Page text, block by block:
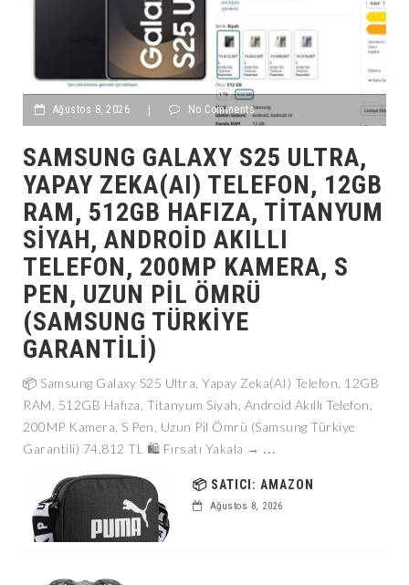
Ağustos 8, 2026 No Comments
SAMSUNG GALAXY S25 ULTRA,
YAPAY ZEKA(AI) TELEFON, 12GB
RAM, 512GB HAFIZA, TITANYUM
SIYAH, ANDROID AKILLI
TELEFON, 200MP KAMERA, S
PEN, UZUN PIL ÖMRÜ
(SAMSUNG TÜRKIYE
GARANTILI)
📦 Samsung Galaxy S25 Ultra, Yapay Zeka(AI) Telefon, 12GB
RAM, 512GB Hafıza, Titanyum Siyah, Android Akıllı Telefon,
200MP Kamera, S Pen, Uzun Pil Ömrü (Samsung Türkiye
Garantili) 74,812 TL 🛍️ Fırsatı Yakala → ...
📦 SATICI: AMAZON
Ağustos 8, 2026